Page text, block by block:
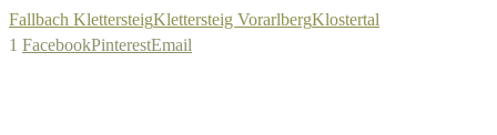
Fallbach KlettersteigKlettersteig VorarlbergKlostertal
1 FacebookPinterestEmail